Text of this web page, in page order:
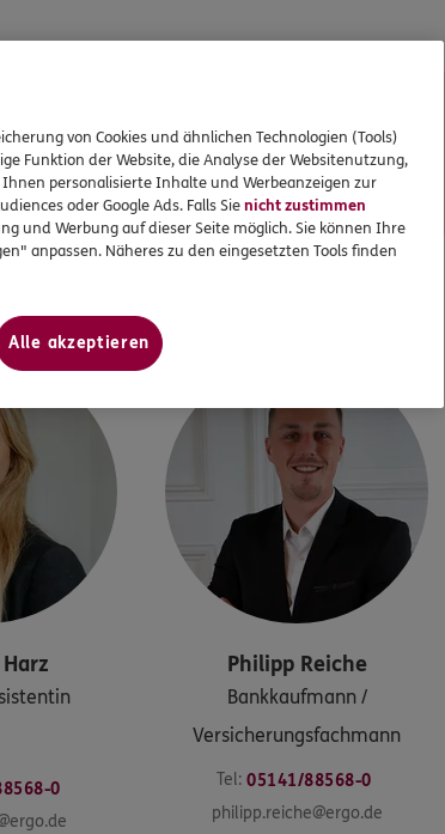
Partnerschaften
DFB
SIE DA
Tiegs & Team
Harz
0
Philipp Reiche
Bankkaufmann /
Versicherungsfachmann
Tel: 05141/88568-0
philipp.reiche@ergo.de
von Cookies und ähnlichen Technologien (Tools)
Funktion der Website, die Analyse der Websitenutzung,
personalisierte Inhalte und Werbeanzeigen zur
oder Google Ads. Falls Sienicht zustimmen
und Werbung auf dieser Seite möglich. Sie können Ihre
anpassen. Näheres zu den eingesetzten Tools finden
Alle akzeptieren